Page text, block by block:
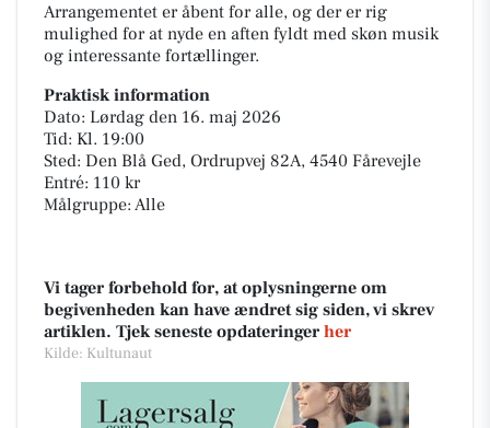
Arrangementet er åbent for alle, og der er rig
mulighed for at nyde en aften fyldt med skøn musik
og interessante fortællinger.
Praktisk information
Dato: Lørdag den 16. maj 2026
Tid: Kl. 19:00
Sted: Den Blå Ged, Ordrupvej 82A, 4540 Fårevejle
Entré: 110 kr
Målgruppe: Alle
Vi tager forbehold for, at oplysningerne om
begivenheden kan have ændret sig siden, vi skrev
artiklen. Tjek seneste opdateringer her
Kilde: Kultunaut